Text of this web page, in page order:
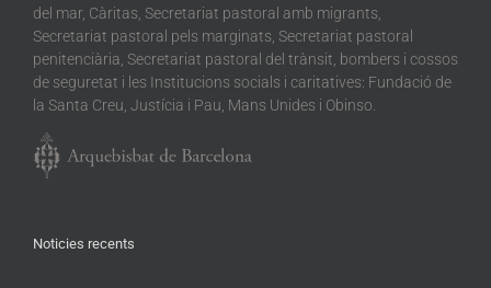
del mar, Càritas, Secretariat pastoral amb migrants,
Secretariat pastoral pels marginats, Secretariat pastoral
penitenciària, Secretariat pastoral del trànsit, bombers i cossos
de seguretat i les Institucions socials i caritatives: Fundació de
la Santa Creu, Justícia i Pau, Mans Unides i Obinso.
Noticies recents